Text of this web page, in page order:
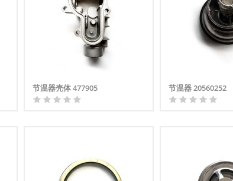
节温器壳体 477905 节温器 20560252